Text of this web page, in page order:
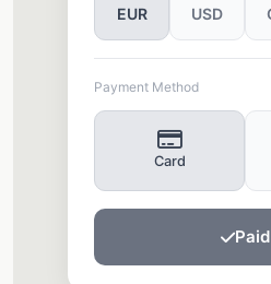
EUR USD